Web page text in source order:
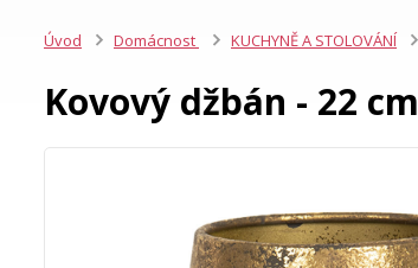
Úvod Domácnost KUCHYNĚ A STOLOVÁNÍ
Kovový džbán - 22 cm